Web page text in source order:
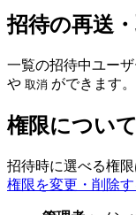
招待の再送
一覧の招待中ユー
や 取消 ができます。
権限について
招待時に選べる権
権限を変更・削除す